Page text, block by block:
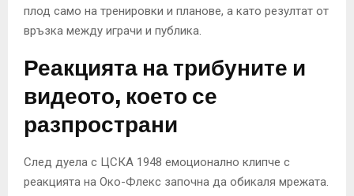
плод само на тренировки и планове, а като резултат от
връзка между играчи и публика.
Реакцията на трибуните и
видеото, което се
разпространи
След дуела с ЦСКА 1948 емоционално клипче с
реакцията на Око-Флекс започна да обикаля мрежата.